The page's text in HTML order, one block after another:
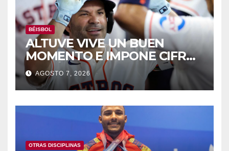
BÉISBOL
ALTUVE VIVE UN BUEN
MOMENTO E IMPONE CIFRAS
HISTÓRICAS
AGOSTO 7, 2026
OTRAS DISCIPLINAS